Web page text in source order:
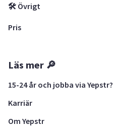
🛠 Övrigt
Pris
Läs mer 🔎
15-24 år och jobba via Yepstr?
Karriär
Om Yepstr